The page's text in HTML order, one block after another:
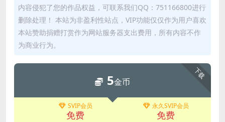
内容侵犯了您的作品权益，可联系我们QQ：751166800进行
删除处理！ 本站为非盈利性站点，VIP功能仅仅作为用户喜欢
本站赞助捐赠打赏作为网站服务器支出费用，所有内容不作
为商业行为。
下载
5金币
SVIP会员
免费
永久SVIP会员
免费